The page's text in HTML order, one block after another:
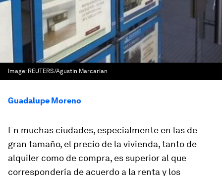
Image: REUTERS/Agustin Marcarian
Guadalupe Moreno
En muchas ciudades, especialmente en las de
gran tamaño, el precio de la vivienda, tanto de
alquiler como de compra, es superior al que
correspondería de acuerdo a la renta y los